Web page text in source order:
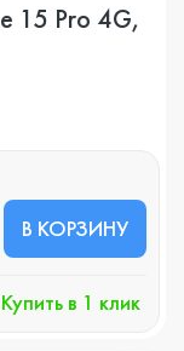
15 Pro 4G,
В КОРЗИНУ
Купить в 1 клик